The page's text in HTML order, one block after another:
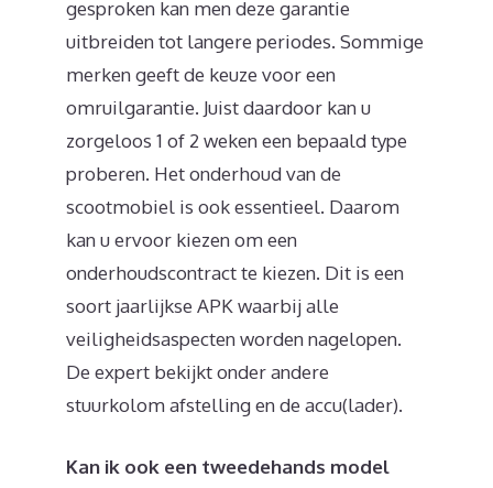
gesproken kan men deze garantie
uitbreiden tot langere periodes. Sommige
merken geeft de keuze voor een
omruilgarantie. Juist daardoor kan u
zorgeloos 1 of 2 weken een bepaald type
proberen. Het onderhoud van de
scootmobiel is ook essentieel. Daarom
kan u ervoor kiezen om een
onderhoudscontract te kiezen. Dit is een
soort jaarlijkse APK waarbij alle
veiligheidsaspecten worden nagelopen.
De expert bekijkt onder andere
stuurkolom afstelling en de accu(lader).
Kan ik ook een tweedehands model